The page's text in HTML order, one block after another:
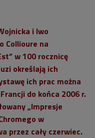
i Iwo
Collioure na
w 100 rocznicę
określają ich
ich prac można
do końca 2006 r.
„Impresje
w
przez cały czerwiec.